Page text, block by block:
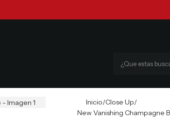
Inicio Close Up
New Vanishing Champagne